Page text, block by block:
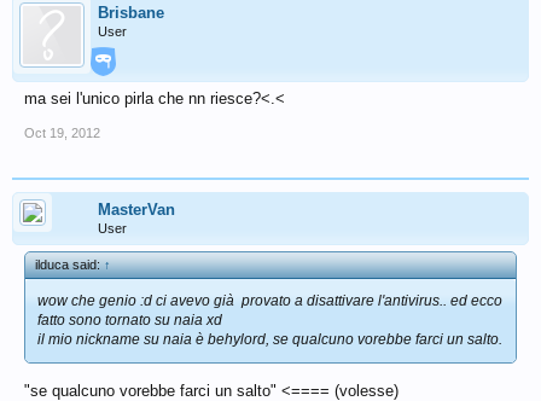
Brisbane
User
ma sei l'unico pirla che nn riesce?<.<
Oct 19, 2012
MasterVan
User
ilduca said:↑
wow che genio :d ci avevo già provato a disattivare l'antivirus.. ed ecco
fatto sono tornato su naia xd
il mio nickname su naia è behylord, se qualcuno vorebbe farci un salto.
"se qualcuno vorebbe farci un salto" <==== (volesse)